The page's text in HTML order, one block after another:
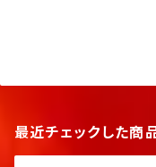
最近チェックした商